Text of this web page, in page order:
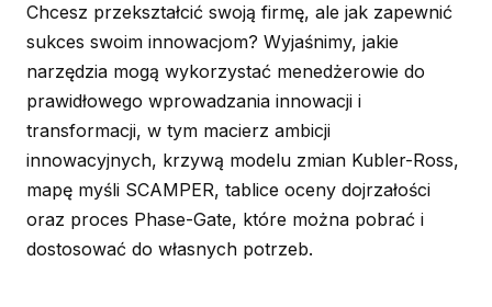
Chcesz przekształcić swoją firmę, ale jak zapewnić
sukces swoim innowacjom? Wyjaśnimy, jakie
narzędzia mogą wykorzystać menedżerowie do
prawidłowego wprowadzania innowacji i
transformacji, w tym macierz ambicji
innowacyjnych, krzywą modelu zmian Kubler-Ross,
mapę myśli SCAMPER, tablice oceny dojrzałości
oraz proces Phase-Gate, które można pobrać i
dostosować do własnych potrzeb.